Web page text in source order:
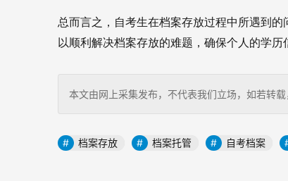
总而言之，自考生在档案存放过程中所遇到
以顺利解决档案存放的难题，确保个人的学历
本文由网上采集发布，不代表我们立场，如若
档案存放 档案托管 自考档案